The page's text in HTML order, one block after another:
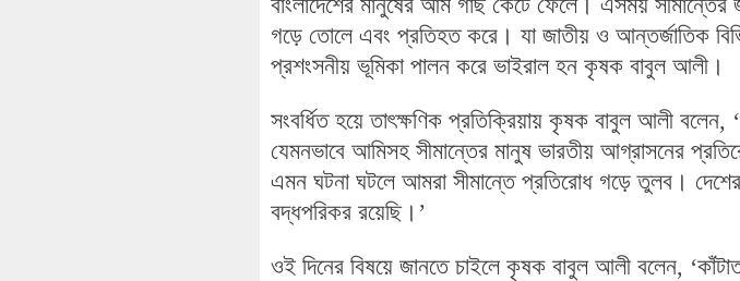
গড়ে তোলে এবং প্রতিহত করে। যা জাতীয় ও আন্তর্জাতিক
প্রশংসনীয় ভূমিকা পালন করে ভাইরাল হন কৃষক বাবুল আলী।
সংবর্ধিত হয়ে তাৎক্ষণিক প্রতিক্রিয়ায় কৃষক বাবুল আলী বলেন,
যেমনভাবে আমিসহ সীমান্তের মানুষ ভারতীয় আগ্রাসনের
এমন ঘটনা ঘটলে আমরা সীমান্তে প্রতিরোধ গড়ে তুলব। দেশের
বদ্ধপরিকর রয়েছি।’
ওই দিনের বিষয়ে জানতে চাইলে কৃষক বাবুল আলী বলেন,